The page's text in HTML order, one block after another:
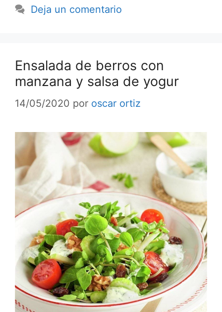
Deja un comentario
Ensalada de berros con
manzana y salsa de yogur
14/05/2020 por oscar ortiz